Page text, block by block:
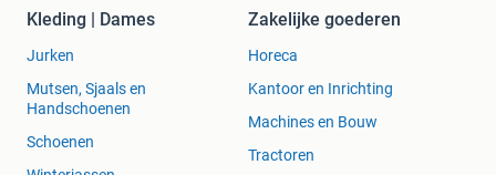
Kleding | Dames
Jurken
Mutsen, Sjaals en
Handschoenen
Schoenen
Zakelijke goederen
Horeca
Kantoor en Inrichting
Machines en Bouw
Tractoren